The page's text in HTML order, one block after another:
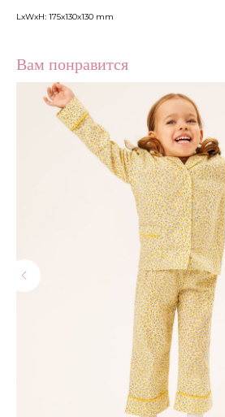
LxWxH: 175x130x130 mm
Вам понравится